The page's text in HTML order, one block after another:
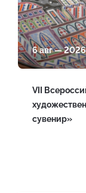
6 авг —
VII
сувенир»